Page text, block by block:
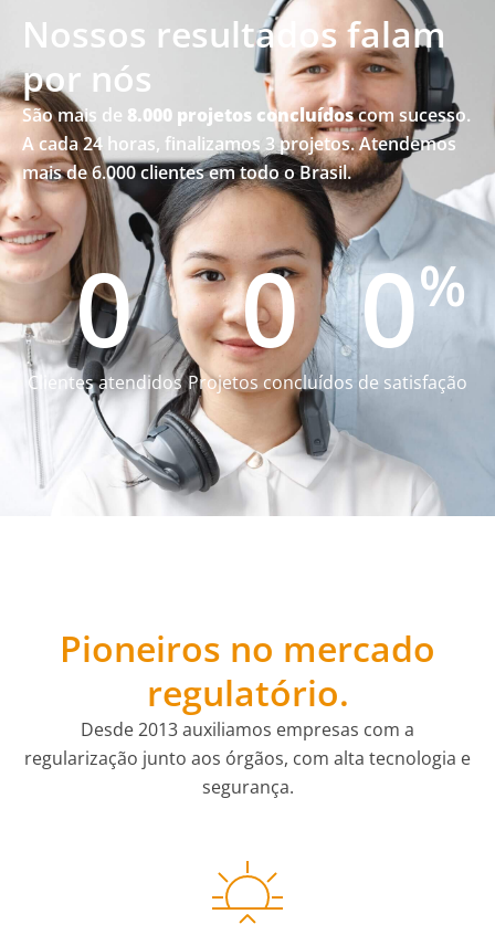
Nossos resultados falam
por nós
São mais de 8.000 projetos concluídoscom sucesso.
A cada 24 horas, finalizamos 3 projetos. Atendemos
mais de 6.000 clientes em todo o Brasil.
Clientes atendidos
0
Projetos concluídos
0
de satisfação
0%
Pioneiros no mercado
regulatório.
Desde 2013 auxiliamos empresas com a
regularização junto aos órgãos, com alta tecnologia e
segurança.